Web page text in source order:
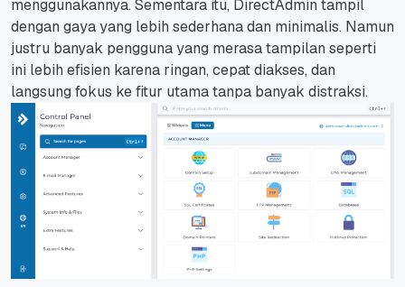
menggunakannya. Sementara itu, DirectAdmin tampil
dengan gaya yang lebih sederhana dan minimalis. Namun
justru banyak pengguna yang merasa tampilan seperti
ini lebih efisien karena ringan, cepat diakses, dan
langsung fokus ke fitur utama tanpa banyak distraksi.